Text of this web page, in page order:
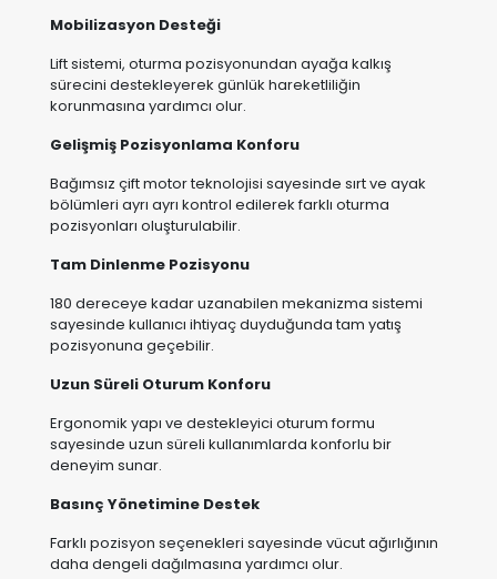
sürecini destekleyerek günlük hareketliliğin
korunmasına yardımcı olur.
Gelişmiş Pozisyonlama Konforu
bölümleri ayrı ayrı kontrol edilerek farklı oturma
pozisyonları oluşturulabilir.
Tam Dinlenme Pozisyonu
sayesinde kullanıcı ihtiyaç duyduğunda tam yatış
pozisyonuna geçebilir.
Uzun Süreli Oturum Konforu
sayesinde uzun süreli kullanımlarda konforlu bir
deneyim sunar.
Basınç Yönetimine Destek
daha dengeli dağılmasına yardımcı olur.
Bakım Veren Dostu Kullanım